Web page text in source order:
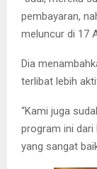
pembayaran,
meluncur di 17
Dia
terlibat lebih
“Kami juga
program ini dari
yang sangat